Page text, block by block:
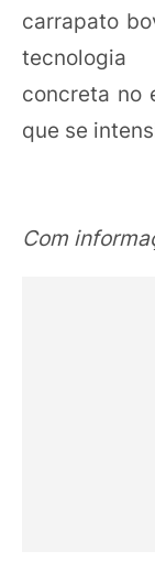
carrapato
tecnologia
concreta no
que se
Com